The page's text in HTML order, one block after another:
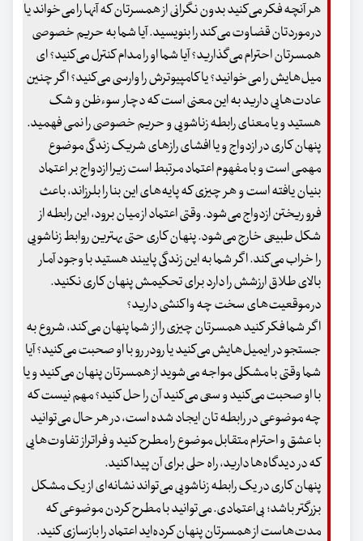
هر آنچه فکر می‌کنید بدون نگرانی از همسرتان که آنها را می‌خواند یا
در موردتان قضاوت می‌کند را بنویسید. آیا شما به حریم خصوصی
همسرتان احترام می‌گذارید؟ آیا شما او را مدام کنترل می‌کنید؟ ای
میل‌هایش را می‌خوانید؟ یا کامپیوترش را وارسی می‌کنید؟ اگر چنین
عادت‌هایی دارید به این معنی است که دچار سوءظن و شک
هستید و یا معنای رابطه زناشویی و حریم خصوصی را نمی فهمید.
پنهان کاری در ازدواج و یا افشای رازهای شریک زندگی موضوع
مهمی است و با مفهوم اعتماد مرتبط است زیرا ازدواج بر اعتماد
بنیان یافته است و هر چیزی که پایه‌های این بنا را بلرزاند، باعث
فرو ریختن ازدواج می‌شود. وقتی اعتماد از میان برود، این رابطه از
شکل طبیعی خارج می‌شود. پنهان کاری حتی بهترین روابط زناشویی
را خراب می‌کند. اگر شما به این زندگی پایبند هستید با وجود آمار
بالای طلاق ارزشش را دارد برای تحکیمش پنهان کاری نکنید.
در موقعیت‌های سخت چه واکنشی دارید؟
اگر شما فکر کنید همسرتان چیزی را از شما پنهان می‌کند، شروع به
جستجو در ایمیل‌هایش می‌کنید یا رودر رو با او صحبت می‌کنید؟ آیا
شما وقتی با مشکلی مواجه می‌شوید از همسرتان پنهان می‌کنید و یا
با او صحبت می‌کنید و سعی می‌کنید آن را حل کنید؟ مهم نیست که
چه موضوعی در رابطه تان ایجاد شده است، در هر حال می‌توانید
با عشق و احترام متقابل موضوع را مطرح کنید و فراتراز تفاوت‌هایی
که در دیدگاه‌ها دارید، راه حلی برای آن پیدا کنید.
پنهان کاری در یک رابطه زناشویی می‌تواند نشانه‌ای از یک مشکل
بزرگتر باشد؛ بی‌اعتمادی. می‌توانید با مطرح کردن موضوعی که
مدت‌هاست از همسرتان پنهان کرده‌اید اعتماد را بازسازی کنید.